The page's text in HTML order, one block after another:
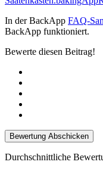
In der BackApp FAQ-
BackApp funktioniert.
Bewerte diesen Beitrag!
Bewertung Abschicken
Durchschnittliche